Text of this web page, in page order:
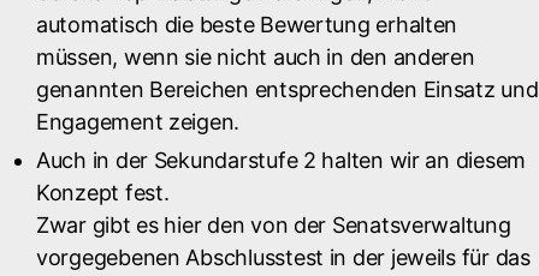
automatisch die beste Bewertung erhalten
müssen, wenn sie nicht auch in den anderen
genannten Bereichen entsprechenden Einsatz und
Engagement zeigen.
Auch in der Sekundarstufe 2 halten wir an diesem
Konzept fest.
Zwar gibt es hier den von der Senatsverwaltung
vorgegebenen Abschlusstest in der jeweils für das